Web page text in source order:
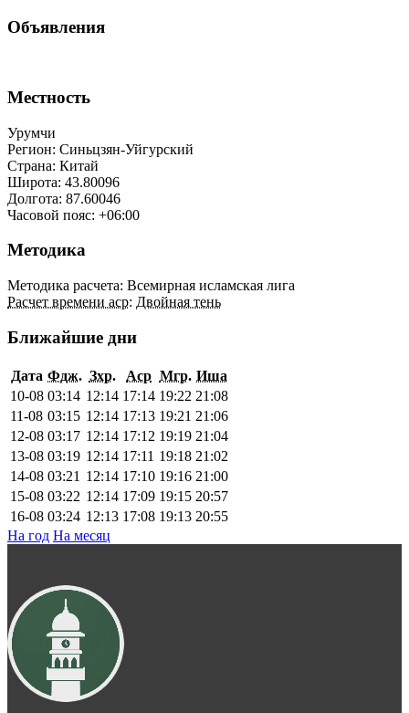
Объявления
Местность
Урумчи
Регион: Синьцзян-Уйгурский
Страна: Китай
Широта: 43.80096
Долгота: 87.60046
Часовой пояс: +06:00
Методика
Методика расчета: Всемирная исламская лига
Расчет времени аср: Двойная тень
Ближайшие дни
Дата Фдж. Зхр. Аср Мгр. Иша
10-08 03:14 12:14 17:14 19:22 21:08
11-08 03:15 12:14 17:13 19:21 21:06
12-08 03:17 12:14 17:12 19:19 21:04
13-08 03:19 12:14 17:11 19:18 21:02
14-08 03:21 12:14 17:10 19:16 21:00
15-08 03:22 12:14 17:09 19:15 20:57
16-08 03:24 12:13 17:08 19:13 20:55
На год На месяц